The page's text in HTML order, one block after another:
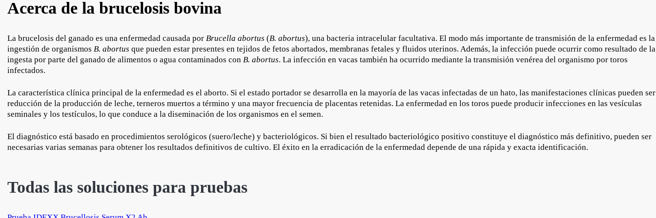
Acerca de la brucelosis bovina
La brucelosis del ganado es una enfermedad causada por Brucella abortus (B. abortus), una bacteria intracelular facultativa. El modo más importante de transmisión de la enfermedad es la
ingestión de organismos B. abortus que pueden estar presentes en tejidos de fetos abortados, membranas fetales y fluidos uterinos. Además, la infección puede ocurrir como resultado de la
ingesta por parte del ganado de alimentos o agua contaminados con B. abortus. La infección en vacas también ha ocurrido mediante la transmisión venérea del organismo por toros
infectados.
La característica clínica principal de la enfermedad es el aborto. Si el estado portador se desarrolla en la mayoría de las vacas infectadas de un hato, las manifestaciones clínicas pueden ser
reducción de la producción de leche, terneros muertos a término y una mayor frecuencia de placentas retenidas. La enfermedad en los toros puede producir infecciones en las vesículas
seminales y los testículos, lo que conduce a la diseminación de los organismos en el semen.
El diagnóstico está basado en procedimientos serológicos (suero/leche) y bacteriológicos. Si bien el resultado bacteriológico positivo constituye el diagnóstico más definitivo, pueden ser
necesarias varias semanas para obtener los resultados definitivos de cultivo. El éxito en la erradicación de la enfermedad depende de una rápida y exacta identificación.
Todas las soluciones para pruebas